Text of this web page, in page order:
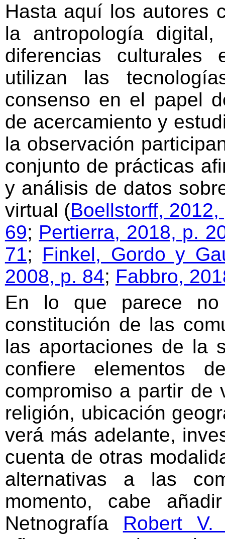
Hasta aquí los autores
la antropología
diferencias culturales
utilizan las
consenso en el papel
de acercamiento y
la observación
conjunto de prácticas
y análisis de datos
virtual (Boellstorff, 2012,
69; Pertierra, 2018, p.
71; Finkel, Gordo y
2008, p. 84; Fabbro,
En lo que parece
constitución de las
las aportaciones de la
confiere elementos
compromiso a partir de
religión, ubicación
verá más adelante,
cuenta de otras
alternativas a las
momento, cabe
Netnografía Robert V.